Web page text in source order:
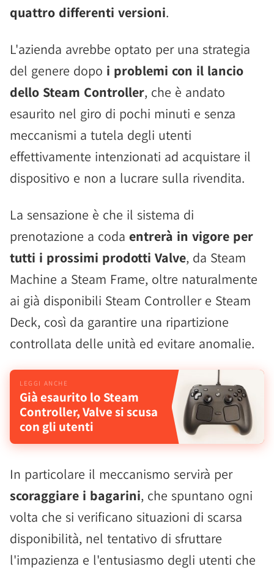
quattro differenti versioni.
L'azienda avrebbe optato per una strategia
del genere dopo i problemi con il lancio
dello Steam Controller, che è andato
esaurito nel giro di pochi minuti e senza
meccanismi a tutela degli utenti
effettivamente intenzionati ad acquistare il
dispositivo e non a lucrare sulla rivendita.
La sensazione è che il sistema di
prenotazione a coda entrerà in vigore per
tutti i prossimi prodotti Valve, da Steam
Machine a Steam Frame, oltre naturalmente
ai già disponibili Steam Controller e Steam
Deck, così da garantire una ripartizione
controllata delle unità ed evitare anomalie.
Già esaurito lo Steam
Controller, Valve si scusa
con gli utenti
In particolare il meccanismo servirà per
scoraggiare i bagarini, che spuntano ogni
volta che si verificano situazioni di scarsa
disponibilità, nel tentativo di sfruttare
l'impazienza e l'entusiasmo degli utenti che